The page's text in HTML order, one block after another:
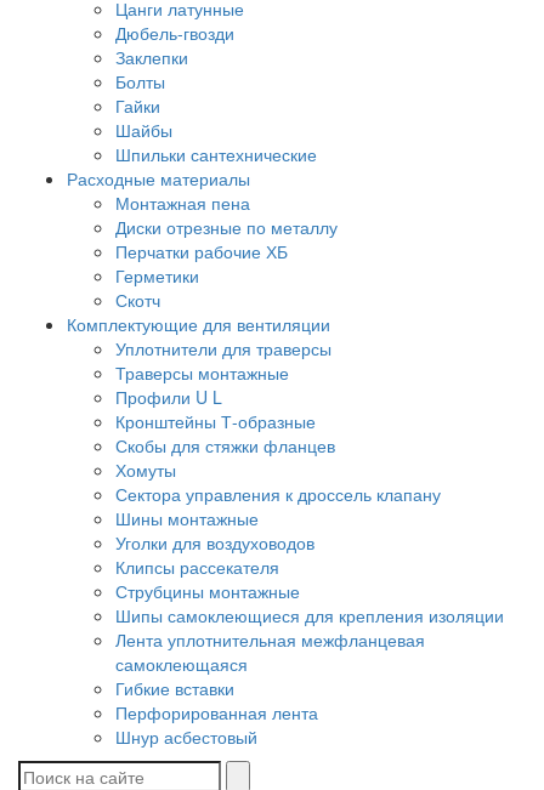
Цанги латунные
Дюбель-гвозди
Заклепки
Болты
Гайки
Шайбы
Шпильки сантехнические
Расходные материалы
Монтажная пена
Диски отрезные по металлу
Перчатки рабочие ХБ
Герметики
Скотч
Комплектующие для вентиляции
Уплотнители для траверсы
Траверсы монтажные
Профили U L
Кронштейны Т-образные
Скобы для стяжки фланцев
Хомуты
Сектора управления к дроссель клапану
Шины монтажные
Уголки для воздуховодов
Клипсы рассекателя
Струбцины монтажные
Шипы самоклеющиеся для крепления изоляции
Лента уплотнительная межфланцевая
самоклеющаяся
Гибкие вставки
Перфорированная лента
Шнур асбестовый